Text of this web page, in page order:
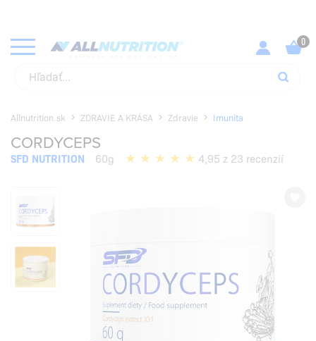
Allnutrition.sk ZDRAVIE A KRÁSA Zdravie Imunita
CORDYCEPS
SFD NUTRITION 60g 4,95 z 23 recenzií